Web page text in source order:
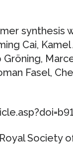
synthesis
Cai,
Fasel,
Society